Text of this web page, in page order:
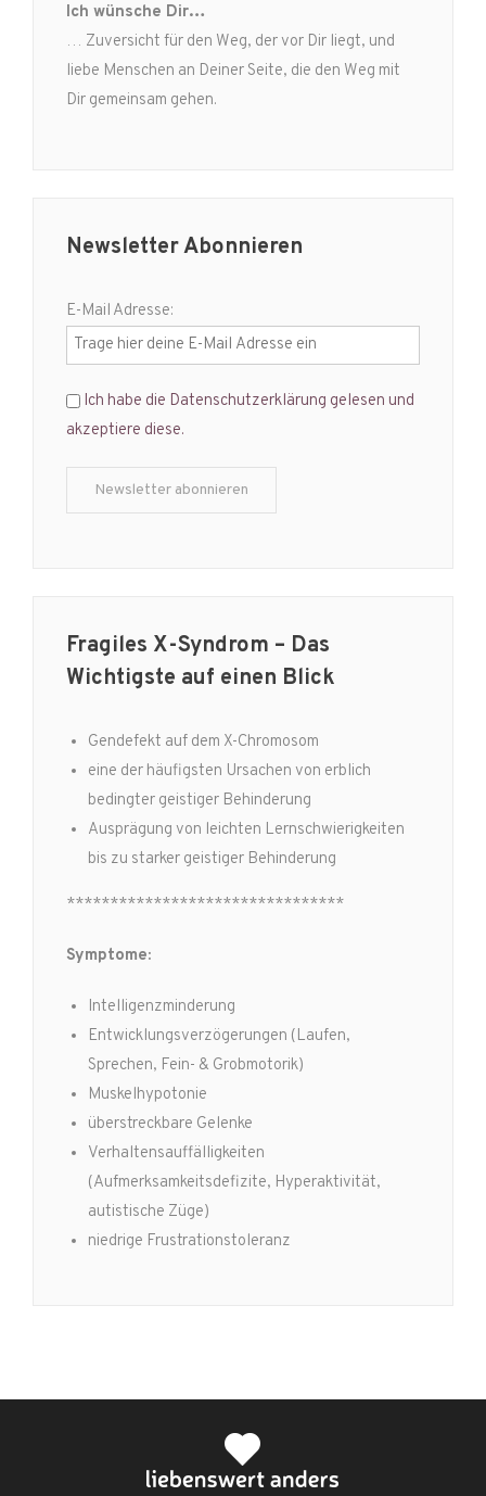
Ich wünsche Dir…
… Zuversicht für den Weg, der vor Dir liegt, und
liebe Menschen an Deiner Seite, die den Weg mit
Dir gemeinsam gehen.
Newsletter Abonnieren
E-Mail Adresse:
Ich habe die Datenschutzerklärung gelesen und
akzeptiere diese.
Fragiles X-Syndrom – Das
Wichtigste auf einen Blick
Gendefekt auf dem X-Chromosom
eine der häufigsten Ursachen von erblich
bedingter geistiger Behinderung
Ausprägung von leichten Lernschwierigkeiten
bis zu starker geistiger Behinderung
********************************
Symptome:
Intelligenzminderung
Entwicklungsverzögerungen (Laufen,
Sprechen, Fein- & Grobmotorik)
Muskelhypotonie
überstreckbare Gelenke
Verhaltensauffälligkeiten
(Aufmerksamkeitsdefizite, Hyperaktivität,
autistische Züge)
niedrige Frustrationstoleranz